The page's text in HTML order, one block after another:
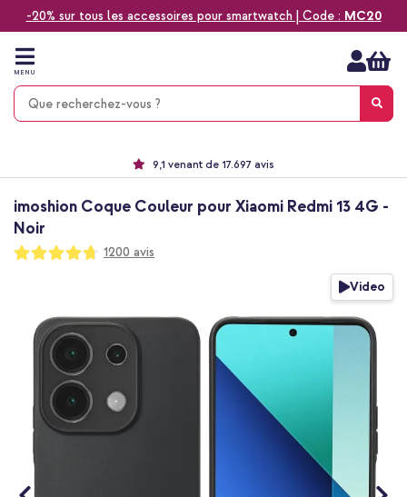
-20% sur tous les accessoires pour smartwatch | Code : MC20
Aller
contenu
MENU
Choisissez entre la livraison à domicile, rapide ou en point relais
9,1 venant de 17.697 avis
imoshion Coque Couleur pour Xiaomi Redmi 13 4G -
Noir
Notation:
94
100
1200 avis
Video